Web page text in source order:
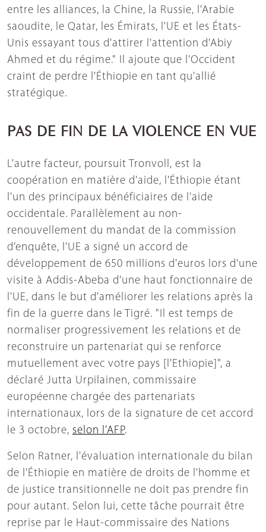
entre les alliances, la Chine, la Russie, l'Arabie
saoudite, le Qatar, les Émirats, l'UE et les États-
Unis essayant tous d'attirer l'attention d'Abiy
Ahmed et du régime." Il ajoute que l'Occident
craint de perdre l'Éthiopie en tant qu'allié
stratégique.
PAS DE FIN DE LA VIOLENCE EN VUE
L'autre facteur, poursuit Tronvoll, est la
coopération en matière d'aide, l'Éthiopie étant
l'un des principaux bénéficiaires de l'aide
occidentale. Parallèlement au non-
renouvellement du mandat de la commission
d’enquête, l'UE a signé un accord de
développement de 650 millions d'euros lors d'une
visite à Addis-Abeba d'une haut fonctionnaire de
l'UE, dans le but d'améliorer les relations après la
fin de la guerre dans le Tigré. "Il est temps de
normaliser progressivement les relations et de
reconstruire un partenariat qui se renforce
mutuellement avec votre pays [l'Ethiopie]", a
déclaré Jutta Urpilainen, commissaire
européenne chargée des partenariats
internationaux, lors de la signature de cet accord
le 3 octobre, selon l'AFP.
Selon Ratner, l'évaluation internationale du bilan
de l'Éthiopie en matière de droits de l'homme et
de justice transitionnelle ne doit pas prendre fin
pour autant. Selon lui, cette tâche pourrait être
reprise par le Haut-commissaire des Nations